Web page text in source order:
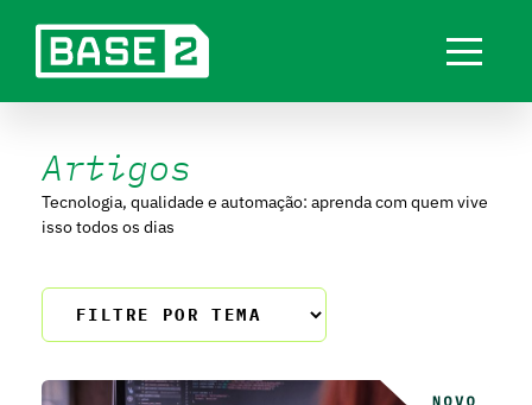
Artigos
Tecnologia, qualidade e automação: aprenda com quem vive
isso todos os dias